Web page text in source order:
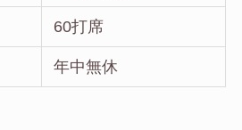
60打席
年中無休